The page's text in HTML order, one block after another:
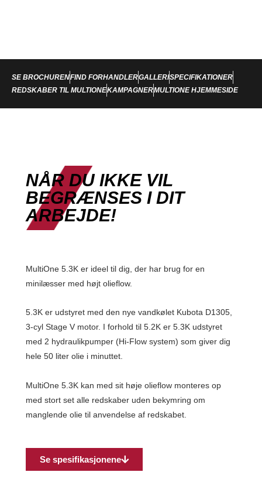
SE BROCHURENFIND FORHANDLERGALLERISPECIFIKATIONER
REDSKABER TIL MULTIONEKAMPAGNERMULTIONE HJEMMESIDE
NÅR DU IKKE VIL
BEGRÆNSES I DIT
ARBEJDE!
MultiOne 5.3K er ideel til dig, der har brug for en
minilæsser med højt olieflow.
5.3K er udstyret med den nye vandkølet Kubota D1305,
3-cyl Stage V motor. I forhold til 5.2K er 5.3K udstyret
med 2 hydraulikpumper (Hi-Flow system) som giver dig
hele 50 liter olie i minuttet.
MultiOne 5.3K kan med sit høje olieflow monteres op
med stort set alle redskaber uden bekymring om
manglende olie til anvendelse af redskabet.
Se spesifikasjonene